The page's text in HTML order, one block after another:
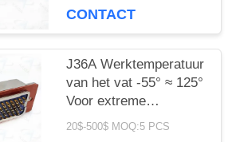
Chinese militaire
GJB142A-94 J36A-
74ZJB
CONTACT
J36A Werktemperatuur
van het vat -55° ≈ 125°
Voor extreme
omgevingen in
20$-500$ MOQ:5 PCS